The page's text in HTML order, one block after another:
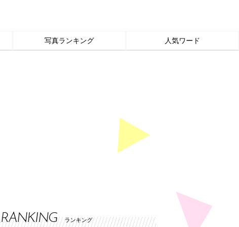
写真ランキング 人気ワード
RANKING ランキング